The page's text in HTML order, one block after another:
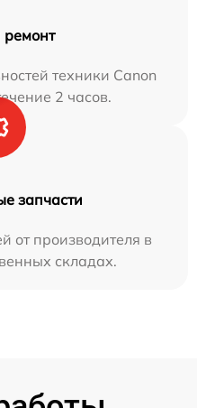
техники Canon
2 часов.
запчасти
от производителя в
складах.